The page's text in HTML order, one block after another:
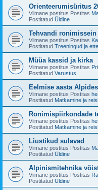
Orienteerumisüritus
Viimane postitus Postitas
Postitatud Üldine
Tehvandi ronimissein
Viimane postitus Postitas
Postitatud Treeningud ja
Müüa kassid ja kirka
Viimane postitus Postitas
Postitatud Varustus
Eelmise aasta
Viimane postitus Postitas
Postitatud Matkamine ja
Ronimispiirkondade
Viimane postitus Postitas
Postitatud Matkamine ja
Liustikud sulavad
Viimane postitus Postitas
Postitatud Üldine
Alpinismitehnika
Viimane postitus Postitas
Postitatud Üldine